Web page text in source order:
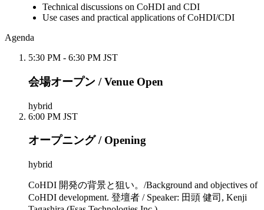
Technical discussions on CoHDI and CDI
Use cases and practical applications of CoHDI/CDI
Agenda
5:30 PM - 6:30 PM JST
会場オープン / Venue Open
hybrid
6:00 PM JST
オープニング / Opening
hybrid
CoHDI 開発の背景と狙い。/Background and objectives of
CoHDI development. 登壇者 / Speaker: 田頭 健司, Kenji